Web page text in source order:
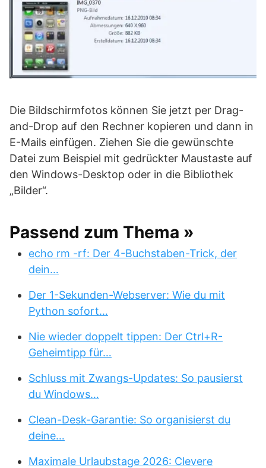
Die Bildschirmfotos können Sie jetzt per Drag-
and-Drop auf den Rechner kopieren und dann in
E-Mails einfügen. Ziehen Sie die gewünschte
Datei zum Beispiel mit gedrückter Maustaste auf
den Windows-Desktop oder in die Bibliothek
„Bilder“.
Passend zum Thema »
echo rm -rf: Der 4-Buchstaben-Trick, der
dein…
Der 1-Sekunden-Webserver: Wie du mit
Python sofort…
Nie wieder doppelt tippen: Der Ctrl+R-
Geheimtipp für…
Schluss mit Zwangs-Updates: So pausierst
du Windows…
Clean-Desk-Garantie: So organisierst du
deine…
Maximale Urlaubstage 2026: Clevere